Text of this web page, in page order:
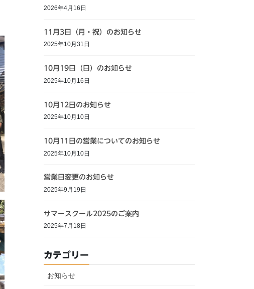
2026年4月16日
11月3日（月・祝）のお知らせ
2025年10月31日
10月19日（日）のお知らせ
2025年10月16日
10月12日のお知らせ
2025年10月10日
10月11日の営業についてのお知らせ
2025年10月10日
営業日変更のお知らせ
2025年9月19日
サマースクール2025のご案内
2025年7月18日
カテゴリー
お知らせ